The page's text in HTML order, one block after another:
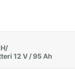
/
12 V / 95 Ah